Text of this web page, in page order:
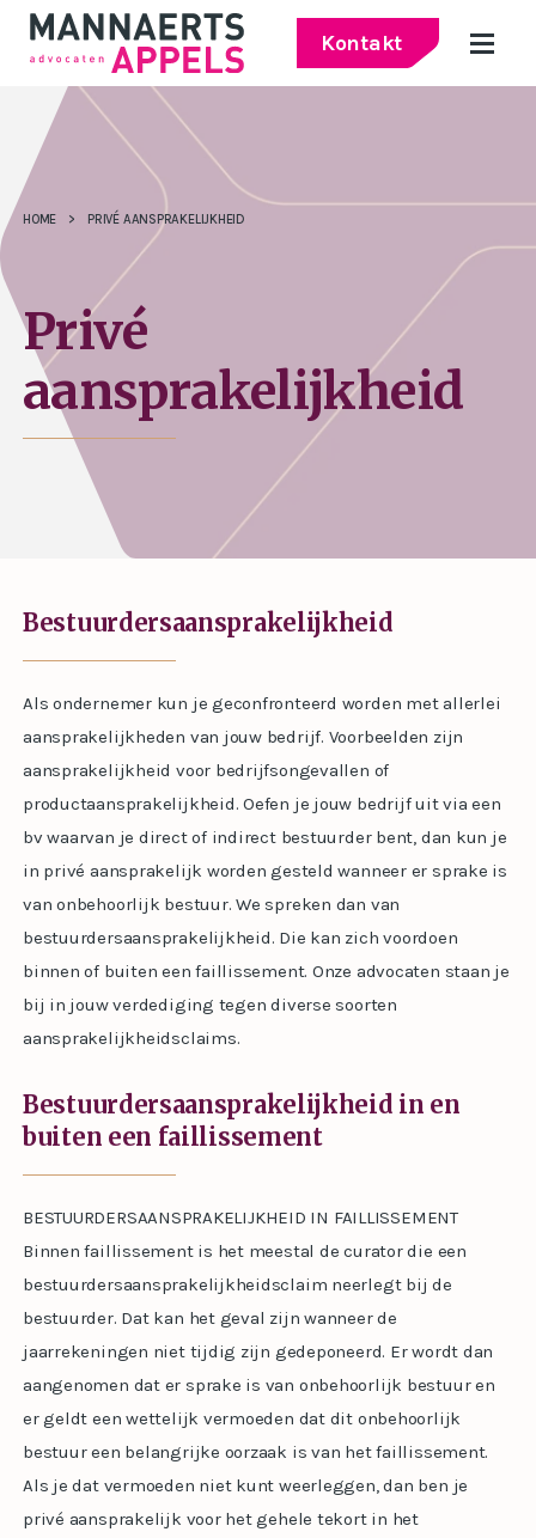
Kontakt
HOME > PRIVÉ AANSPRAKELIJKHEID
Privé
aansprakelijkheid
Bestuurdersaansprakelijkheid
Als ondernemer kun je geconfronteerd worden met allerlei
aansprakelijkheden van jouw bedrijf. Voorbeelden zijn
aansprakelijkheid voor bedrijfsongevallen of
productaansprakelijkheid. Oefen je jouw bedrijf uit via een
bv waarvan je direct of indirect bestuurder bent, dan kun je
in privé aansprakelijk worden gesteld wanneer er sprake is
van onbehoorlijk bestuur. We spreken dan van
bestuurdersaansprakelijkheid. Die kan zich voordoen
binnen of buiten een faillissement. Onze advocaten staan je
bij in jouw verdediging tegen diverse soorten
aansprakelijkheidsclaims.
Bestuurdersaansprakelijkheid in en
buiten een faillissement
BESTUURDERSAANSPRAKELIJKHEID IN FAILLISSEMENT
Binnen faillissement is het meestal de curator die een
bestuurdersaansprakelijkheidsclaim neerlegt bij de
bestuurder. Dat kan het geval zijn wanneer de
jaarrekeningen niet tijdig zijn gedeponeerd. Er wordt dan
aangenomen dat er sprake is van onbehoorlijk bestuur en
er geldt een wettelijk vermoeden dat dit onbehoorlijk
bestuur een belangrijke oorzaak is van het faillissement.
Als je dat vermoeden niet kunt weerleggen, dan ben je
privé aansprakelijk voor het gehele tekort in het